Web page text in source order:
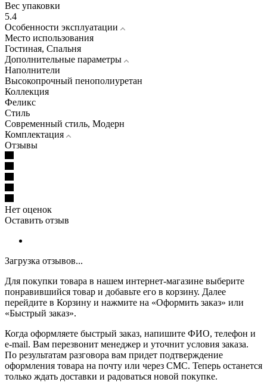
Вес упаковки
5.4
Особенности эксплуатации
Место использования
Гостиная, Спальня
Дополнительные параметры
Наполнители
Высокопрочный пенополиуретан
Коллекция
Феликс
Стиль
Современный стиль, Модерн
Комплектация
Отзывы
Нет оценок
Оставить отзыв
Загрузка отзывов...
Для покупки товара в нашем интернет-магазине выберите
понравившийся товар и добавьте его в корзину. Далее
перейдите в Корзину и нажмите на «Оформить заказ» или
«Быстрый заказ».
Когда оформляете быстрый заказ, напишите ФИО, телефон и
e-mail. Вам перезвонит менеджер и уточнит условия заказа.
По результатам разговора вам придет подтверждение
оформления товара на почту или через СМС. Теперь останется
только ждать доставки и радоваться новой покупке.